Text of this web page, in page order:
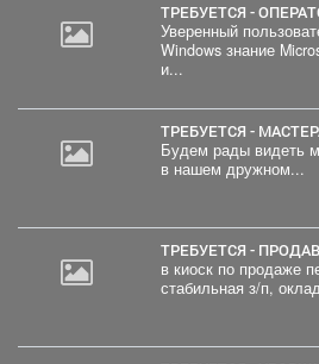
ТРЕБУЕТСЯ -
Уверенный
Windows знание Microsoft Office . Обработка
и...
ТРЕБУЕТСЯ -
Будем рады видеть
в нашем дружном...
ТРЕБУЕТСЯ -
в киоск по продаже
стабильная з/п,